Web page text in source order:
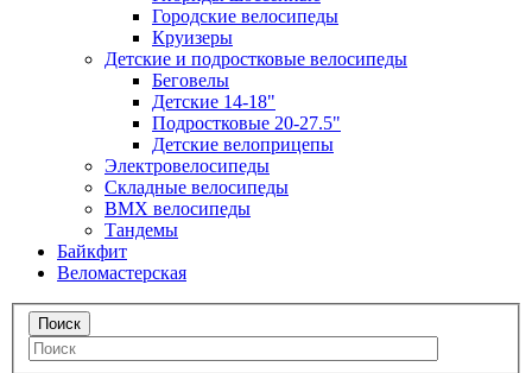
Городские велосипеды
Круизеры
Детские и подростковые велосипеды
Беговелы
Детские 14-18"
Подростковые 20-27.5"
Детские велоприцепы
Электровелосипеды
Складные велосипеды
BMX велосипеды
Тандемы
Байкфит
Веломастерская